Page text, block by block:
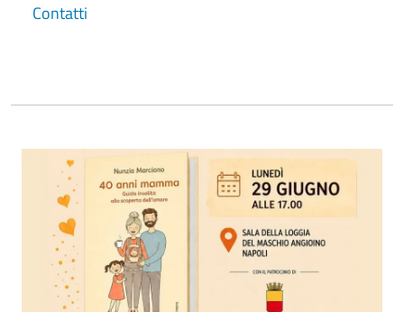
Contatti